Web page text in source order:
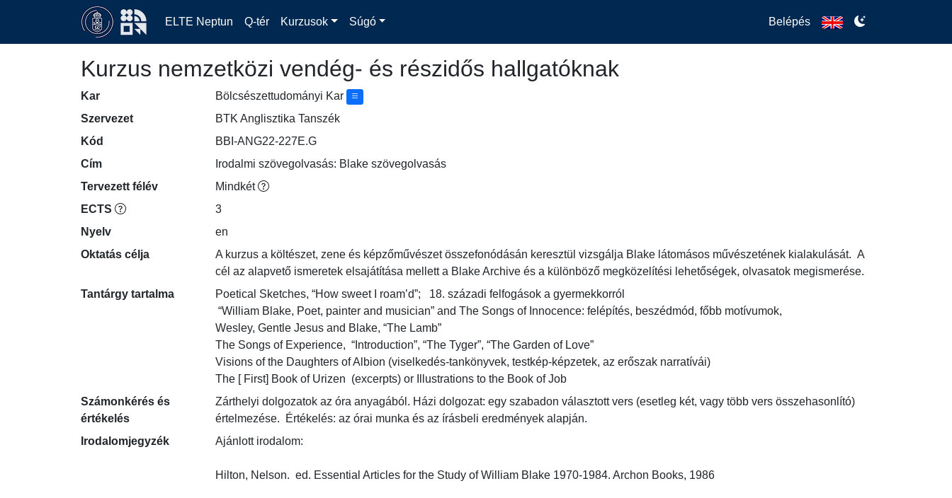
ELTE Neptun Q-tér Kurzusok Súgó Belépés
Kurzus nemzetközi vendég- és részidős hallgatóknak
Kar
Bölcsészettudományi Kar
Szervezet
BTK Anglisztika Tanszék
Kód
BBI-ANG22-227E.G
Cím
Irodalmi szövegolvasás: Blake szövegolvasás
Tervezett félév
Mindkét
ECTS
3
Nyelv
en
Oktatás célja
A kurzus a költészet, zene és képzőművészet összefonódásán keresztül vizsgálja Blake látomásos művészetének kialakulását.  A
cél az alapvető ismeretek elsajátítása mellett a Blake Archive és a különböző megközelítési lehetőségek, olvasatok megismerése.
Tantárgy tartalma
Poetical Sketches, “How sweet I roam’d”;   18. századi felfogások a gyermekkorról
“William Blake, Poet, painter and musician” and The Songs of Innocence: felépítés, beszédmód, főbb motívumok,
Wesley, Gentle Jesus and Blake, “The Lamb”
The Songs of Experience,  “Introduction”, “The Tyger”, “The Garden of Love”
Visions of the Daughters of Albion (viselkedés-tankönyvek, testkép-képzetek, az erőszak narratívái)
The [ First] Book of Urizen  (excerpts) or Illustrations to the Book of Job
Számonkérés és
értékelés
Zárthelyi dolgozatok az óra anyagából. Házi dolgozat: egy szabadon választott vers (esetleg két, vagy több vers összehasonlító)
értelmezése.  Értékelés: az órai munka és az írásbeli eredmények alapján.
Irodalomjegyzék
Ajánlott irodalom:
Hilton, Nelson.  ed. Essential Articles for the Study of William Blake 1970-1984. Archon Books, 1986